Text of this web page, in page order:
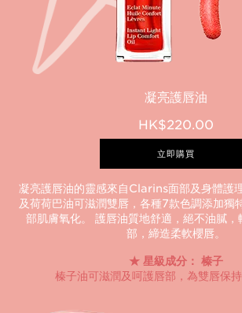
凝亮護唇油
HK$220.00
立即購買
凝亮護唇油的靈感來自Clarins面部及身體護
及荷荷巴油可滋潤雙唇，各種7款色調添加獨
部肌膚氧化。 護唇油質地舒適，絕不油膩，
部，締造柔軟櫻唇。
星級成分： 榛子
榛子油可滋潤及呵護唇部，為雙唇保持